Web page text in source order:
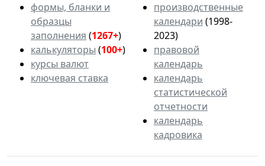
формы, бланки и
образцы
заполнения (1267+)
калькуляторы (100+)
курсы валют
ключевая ставка
производственные
календари (1998-
2023)
правовой
календарь
календарь
статистической
отчетности
календарь
кадровика